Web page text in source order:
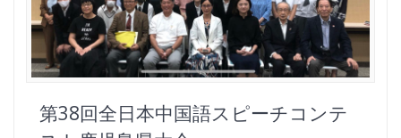
第38回全日本中国語スピーチコンテ